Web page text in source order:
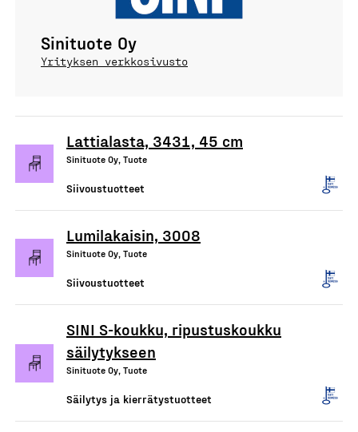
Sinituote Oy
Yrityksen verkkosivusto
Lattialasta, 3431, 45 cm
Sinituote Oy, Tuote
Siivoustuotteet
Lumilakaisin, 3008
Sinituote Oy, Tuote
Siivoustuotteet
SINI S-koukku, ripustuskoukku
säilytykseen
Sinituote Oy, Tuote
Säilytys ja kierrätystuotteet